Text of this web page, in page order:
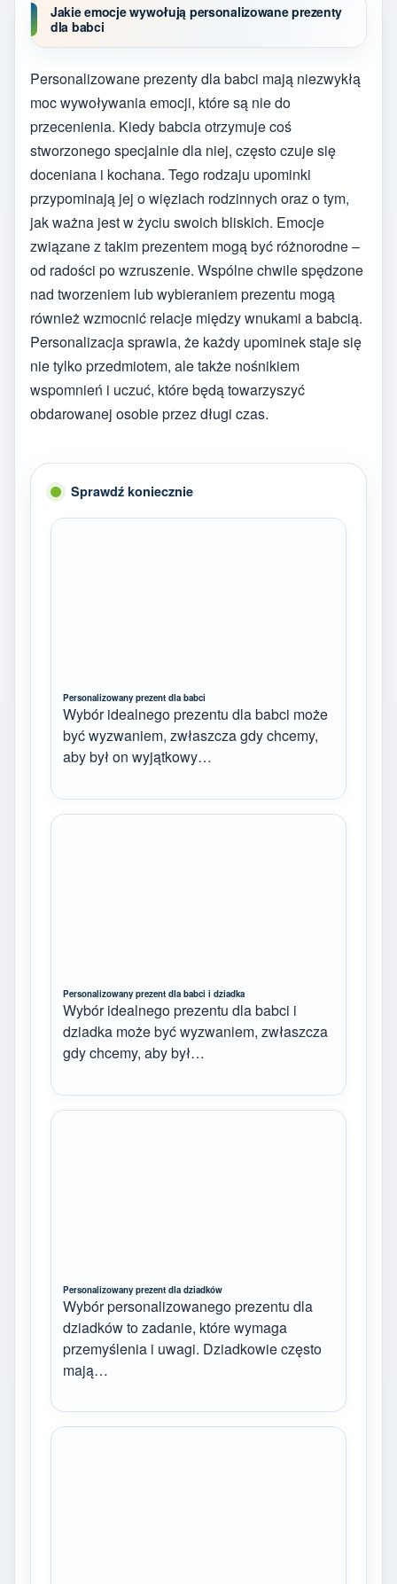
Jakie emocje wywołują personalizowane prezenty
dla babci
Personalizowane prezenty dla babci mają niezwykłą
moc wywoływania emocji, które są nie do
przecenienia. Kiedy babcia otrzymuje coś
stworzonego specjalnie dla niej, często czuje się
doceniana i kochana. Tego rodzaju upominki
przypominają jej o więziach rodzinnych oraz o tym,
jak ważna jest w życiu swoich bliskich. Emocje
związane z takim prezentem mogą być różnorodne –
od radości po wzruszenie. Wspólne chwile spędzone
nad tworzeniem lub wybieraniem prezentu mogą
również wzmocnić relacje między wnukami a babcią.
Personalizacja sprawia, że każdy upominek staje się
nie tylko przedmiotem, ale także nośnikiem
wspomnień i uczuć, które będą towarzyszyć
obdarowanej osobie przez długi czas.
Sprawdź koniecznie
Personalizowany prezent dla babci
Wybór idealnego prezentu dla babci może
być wyzwaniem, zwłaszcza gdy chcemy,
aby był on wyjątkowy…
Personalizowany prezent dla babci i dziadka
Wybór idealnego prezentu dla babci i
dziadka może być wyzwaniem, zwłaszcza
gdy chcemy, aby był…
Personalizowany prezent dla dziadków
Wybór personalizowanego prezentu dla
dziadków to zadanie, które wymaga
przemyślenia i uwagi. Dziadkowie często
mają…